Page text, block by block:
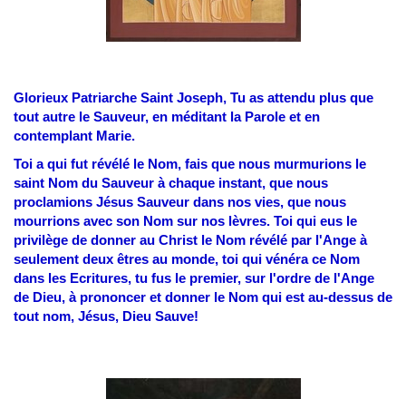
Glorieux Patriarche Saint Joseph, Tu as attendu plus que
tout autre le Sauveur, en méditant la Parole et en
contemplant Marie.
Toi a qui fut révélé le Nom, fais que nous murmurions le
saint Nom du Sauveur à chaque instant, que nous
proclamions Jésus Sauveur dans nos vies, que nous
mourrions avec son Nom sur nos lèvres. Toi qui eus le
privilège de donner au Christ le Nom révélé par l'Ange à
seulement deux êtres au monde, toi qui vénéra ce Nom
dans les Ecritures, tu fus le premier, sur l'ordre de l'Ange
de Dieu, à prononcer et donner le Nom qui est au-dessus de
tout nom, Jésus, Dieu Sauve!